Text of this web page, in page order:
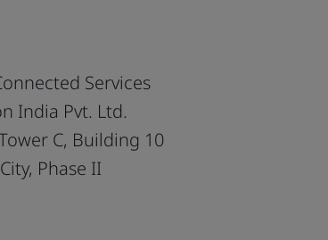
Services
India Pvt. Ltd.
C, Building 10
Phase II